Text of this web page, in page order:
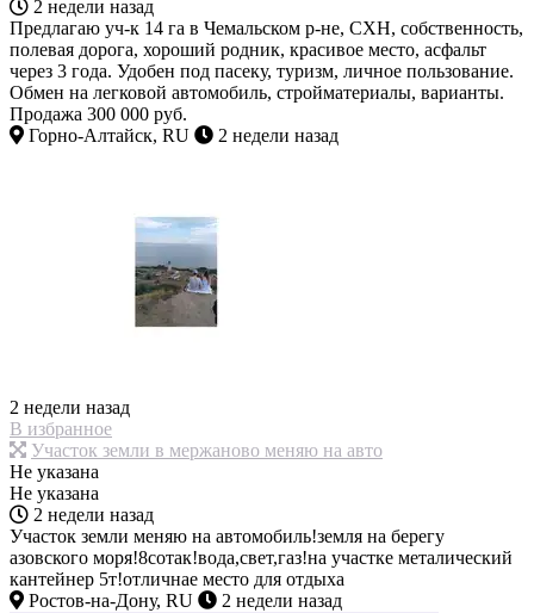
2 недели назад
Предлагаю уч-к 14 га в Чемальском р-не, СХН, собственность,
полевая дорога, хороший родник, красивое место, асфальт
через 3 года. Удобен под пасеку, туризм, личное пользование.
Обмен на легковой автомобиль, стройматериалы, варианты.
Продажа 300 000 руб.
Горно-Алтайск, RU
2 недели назад
2 недели назад
В избранное
Участок земли в мержаново меняю на авто
Не указана
Не указана
2 недели назад
Участок земли меняю на автомобиль!земля на берегу
азовского моря!8сотак!вода,свет,газ!на участке металический
кантейнер 5т!отличнае место для отдыха
Ростов-на-Дону, RU
2 недели назад